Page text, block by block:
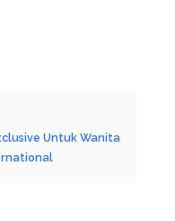
Untuk Wanita